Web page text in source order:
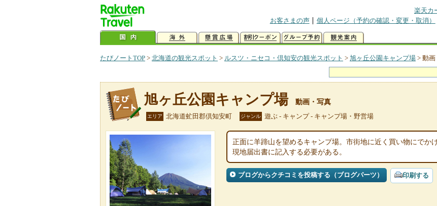
楽天カ
お客さまの声
個人ページ（予約の確認・変更・取消）
たびノートTOP > 北海道の観光スポット > ルスツ・ニセコ・倶知安の観光スポット > 旭ヶ丘公園キャンプ場 > 動画
旭ヶ丘公園キャンプ場 動画・写真
エリア 北海道虻田郡倶知安町 ジャンル 遊ぶ - キャンプ - キャンプ場・野営場
正面に羊蹄山を望めるキャンプ場。市街地に近く買い物にでか
現地届出書に記入する必要がある。
ブログからクチコミを投稿する（ブログパーツ） 印刷する